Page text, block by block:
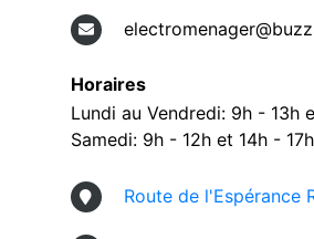
Horaires
Lundi au Vendredi: 9h - 13h
Samedi: 9h - 12h et 14h - 17h
Route de l'Espérance